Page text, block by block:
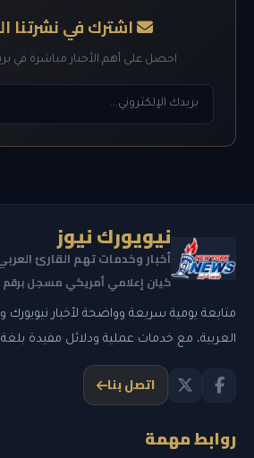
اشترك في نشرتنا
احصل على أهم الأخبار مباشرة في
نيويورك نيوز
أخبار وخدمات تهم القارئ
كيان إعلامي أمريكي مسجل برقم 0451351808
متابعة يومية سريعة وواضحة لأخبار نيويورك
العربية، مع خدمات عملية ودلائل مفيدة
اتصل بنا
روابط مهمة